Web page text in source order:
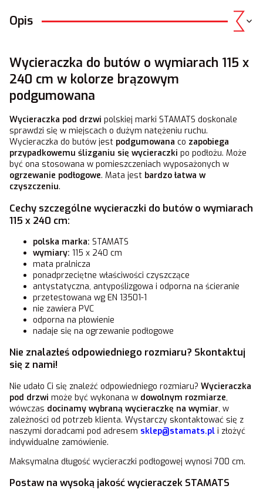
Opis
Wycieraczka do butów o wymiarach 115 x
240 cm w kolorze brązowym
podgumowana
Wycieraczka pod drzwi polskiej marki STAMATS doskonale
sprawdzi się w miejscach o dużym natężeniu ruchu.
Wycieraczka do butów jest podgumowana co zapobiega
przypadkowemu ślizganiu się wycieraczki po podłożu. Może
być ona stosowana w pomieszczeniach wyposażonych w
ogrzewanie podłogowe. Mata jest bardzo łatwa w
czyszczeniu.
Cechy szczególne wycieraczki do butów o wymiarach
115 x 240 cm:
polska marka: STAMATS
wymiary: 115 x 240 cm
mata pralnicza
ponadprzeciętne właściwości czyszczące
antystatyczna, antypoślizgowa i odporna na ścieranie
przetestowana wg EN 13501-1
nie zawiera PVC
odporna na płowienie
nadaje się na ogrzewanie podłogowe
Nie znalazłeś odpowiedniego rozmiaru? Skontaktuj
się z nami!
Nie udało Ci się znaleźć odpowiedniego rozmiaru? Wycieraczka
pod drzwi może być wykonana w dowolnym rozmiarze,
wówczas docinamy wybraną wycieraczkę na wymiar, w
zależności od potrzeb klienta. Wystarczy skontaktować się z
naszymi doradcami pod adresem sklep@stamats.pl i złożyć
indywidualne zamówienie.
Maksymalna długość wycieraczki podłogowej wynosi 700 cm.
Postaw na wysoką jakość wycieraczek STAMATS